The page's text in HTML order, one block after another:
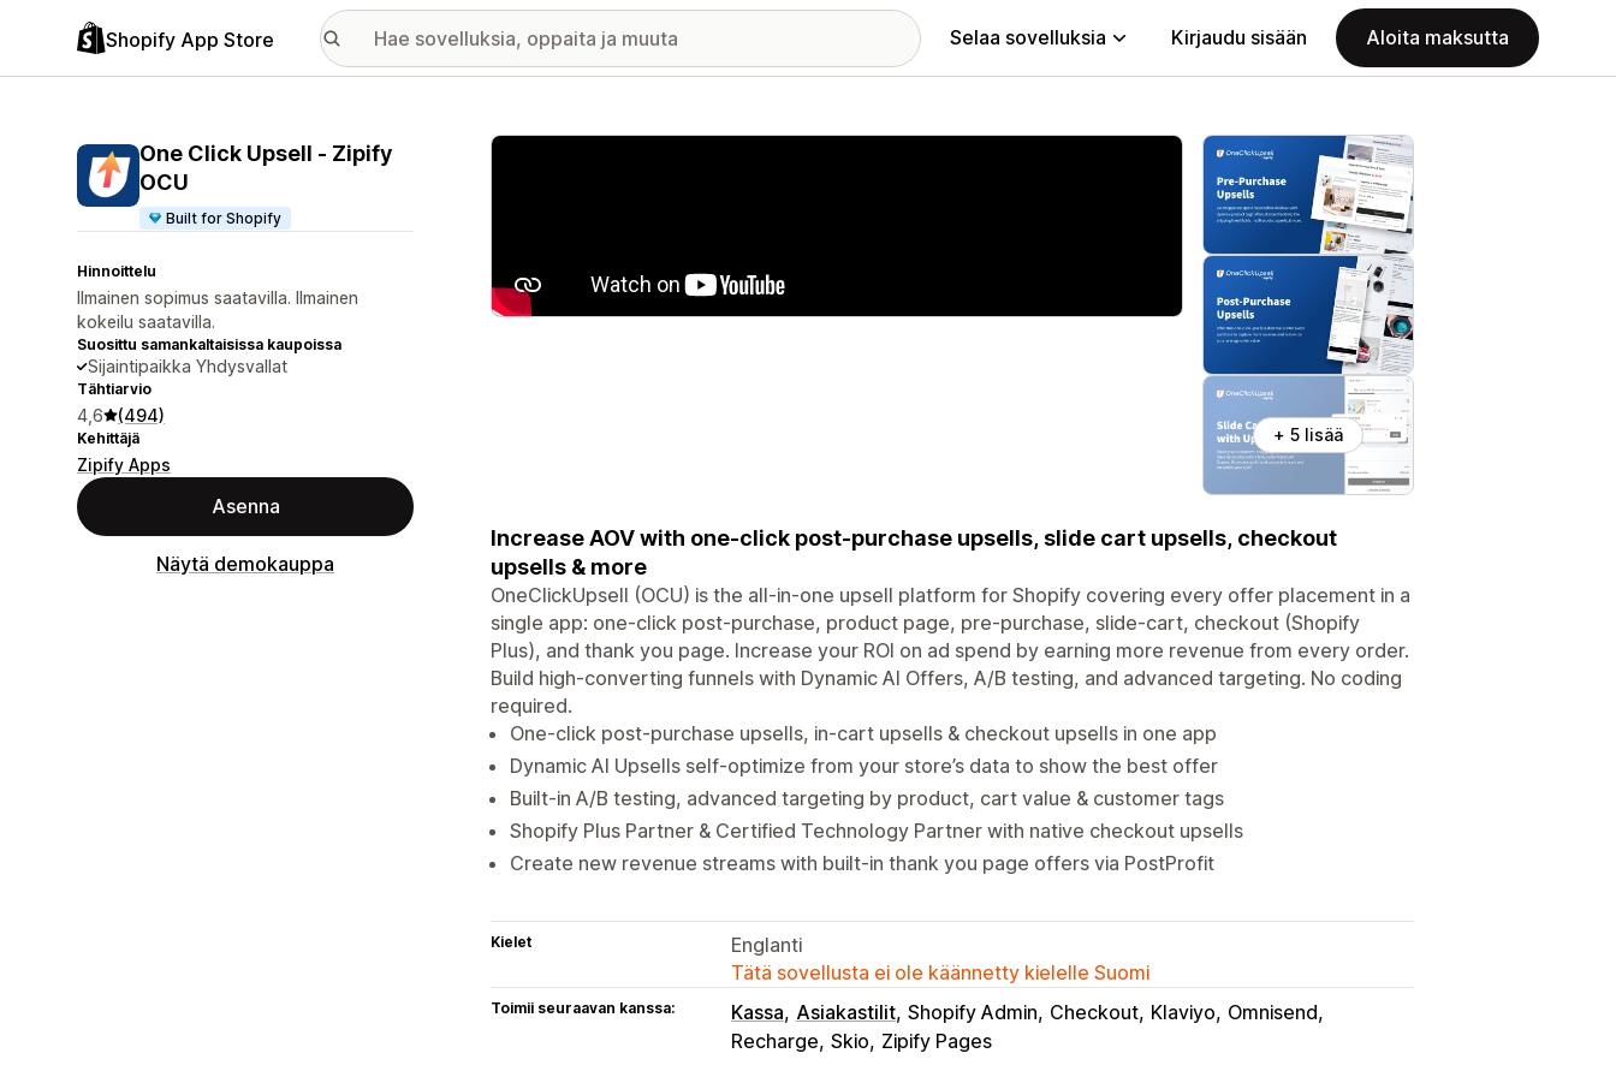
Shopify App Store Selaa sovelluksia Kirjaudu sisään Aloita maksutta
One Click Upsell ‑ Zipify
OCU
Built for Shopify
Hinnoittelu
Ilmainen sopimus saatavilla. Ilmainen
kokeilu saatavilla.
Suosittu samankaltaisissa kaupoissa
Sijaintipaikka Yhdysvallat
Tähtiarvio
4,6 (494)
Kehittäjä
Zipify Apps
Asenna
Näytä demokauppa
Esittelykuvagalleria
+ 5 lisää
Increase AOV with one-click post-purchase upsells, slide cart upsells, checkout
upsells & more
OneClickUpsell (OCU) is the all-in-one upsell platform for Shopify covering every offer placement in a
single app: one-click post-purchase, product page, pre-purchase, slide-cart, checkout (Shopify
Plus), and thank you page. Increase your ROI on ad spend by earning more revenue from every order.
Build high-converting funnels with Dynamic AI Offers, A/B testing, and advanced targeting. No coding
required.
One-click post-purchase upsells, in-cart upsells & checkout upsells in one app
Dynamic AI Upsells self-optimize from your store’s data to show the best offer
Built-in A/B testing, advanced targeting by product, cart value & customer tags
Shopify Plus Partner & Certified Technology Partner with native checkout upsells
Create new revenue streams with built-in thank you page offers via PostProfit
Kielet
Englanti
Tätä sovellusta ei ole käännetty kielelle Suomi
Toimii seuraavan kanssa: Kassa Asiakastilit Shopify Admin Checkout Klaviyo Omnisend
Recharge Skio Zipify Pages